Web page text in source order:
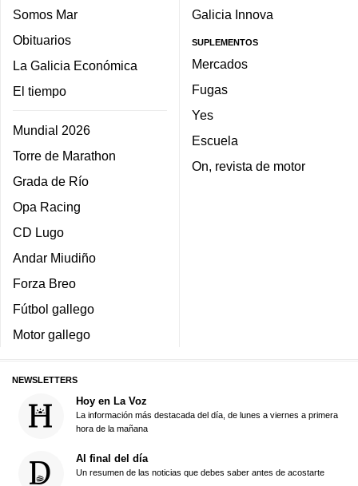
Somos Mar
Obituarios
La Galicia Económica
El tiempo
Mundial 2026
Torre de Marathon
Grada de Río
Opa Racing
CD Lugo
Andar Miudiño
Forza Breo
Fútbol gallego
Motor gallego
Galicia Innova
SUPLEMENTOS
Mercados
Fugas
Yes
Escuela
On, revista de motor
NEWSLETTERS
Hoy en La Voz
La información más destacada del día, de lunes a viernes a primera
hora de la mañana
Al final del día
Un resumen de las noticias que debes saber antes de acostarte